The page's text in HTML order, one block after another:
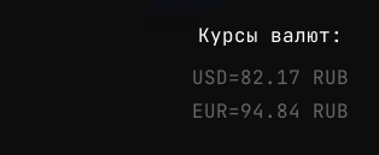
Курсы валют:
USD=82.17 RUB
EUR=94.84 RUB